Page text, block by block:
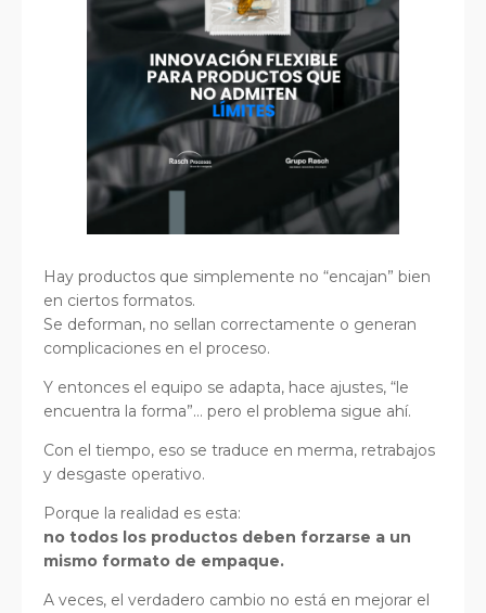
Hay productos que simplemente no “encajan” bien
en ciertos formatos.
Se deforman, no sellan correctamente o generan
complicaciones en el proceso.
Y entonces el equipo se adapta, hace ajustes, “le
encuentra la forma”… pero el problema sigue ahí.
Con el tiempo, eso se traduce en merma, retrabajos
y desgaste operativo.
Porque la realidad es esta:
no todos los productos deben forzarse a un
mismo formato de empaque.
A veces, el verdadero cambio no está en mejorar el